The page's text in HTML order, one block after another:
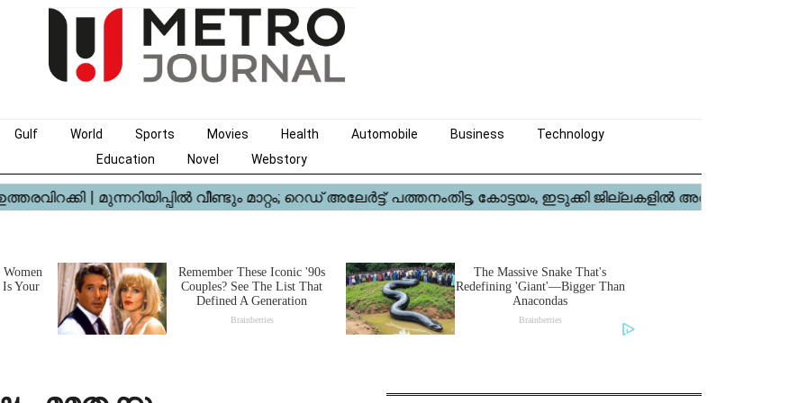
Gulf World Sports Movies Health Automobile Business
Technology
Education
Novel Webstory